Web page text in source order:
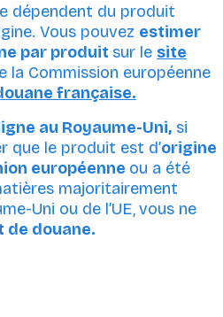
dépendent du produit
Vous pouvez estimer
par produit sur le site
la Commission européenne
française.
au Royaume-Uni, si
que le produit est d’origine
européenne ou a été
majoritairement
Uni ou de l’UE,vous ne
de douane.